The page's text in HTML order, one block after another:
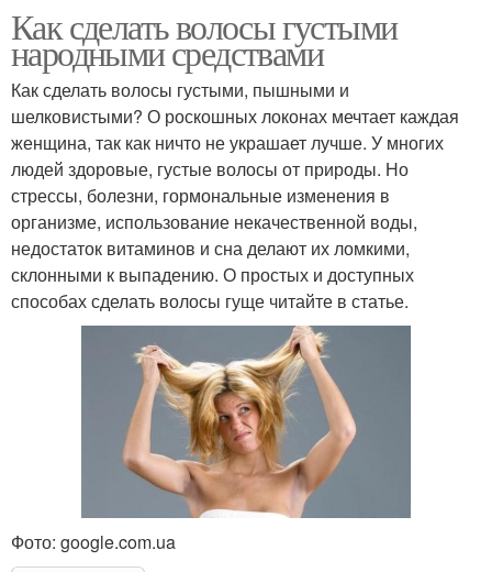
Как сделать волосы густыми
народными средствами
Как сделать волосы густыми, пышными и
шелковистыми? О роскошных локонах мечтает каждая
женщина, так как ничто не украшает лучше. У многих
людей здоровые, густые волосы от природы. Но
стрессы, болезни, гормональные изменения в
организме, использование некачественной воды,
недостаток витаминов и сна делают их ломкими,
склонными к выпадению. О простых и доступных
способах сделать волосы гуще читайте в статье.
Фото: google.com.ua